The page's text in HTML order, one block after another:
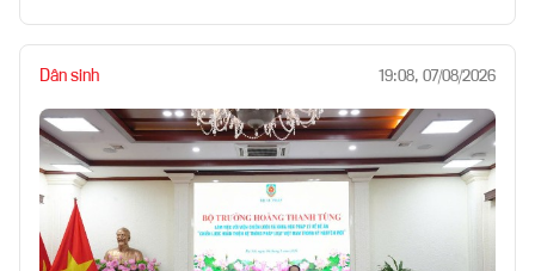
Dân sinh 19:08, 07/08/2026